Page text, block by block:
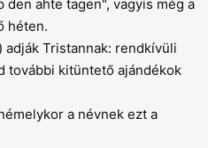
den ahte tagen", vagyis még a
héten.
adják Tristannak: rendkívüli
további kitüntető ajándékok
a névnek ezt a